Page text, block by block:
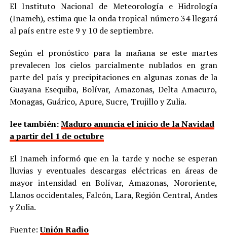
El Instituto Nacional de Meteorología e Hidrología
(Inameh), estima que la onda tropical número 34 llegará
al país entre este 9 y 10 de septiembre.
Según el pronóstico para la mañana se este martes
prevalecen los cielos parcialmente nublados en gran
parte del país y precipitaciones en algunas zonas de la
Guayana Esequiba, Bolívar, Amazonas, Delta Amacuro,
Monagas, Guárico, Apure, Sucre, Trujillo y Zulia.
lee también:Maduro anuncia el inicio de la Navidad
a partir del 1 de octubre
El Inameh informó que en la tarde y noche se esperan
lluvias y eventuales descargas eléctricas en áreas de
mayor intensidad en Bolívar, Amazonas, Nororiente,
Llanos occidentales, Falcón, Lara, Región Central, Andes
y Zulia.
Fuente:Unión Radio